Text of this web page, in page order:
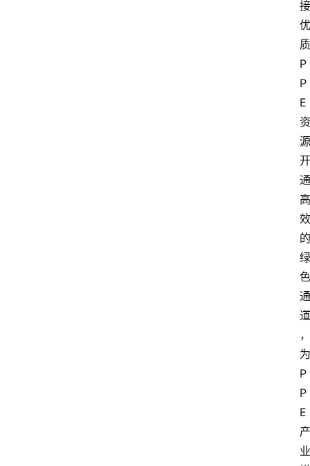
接
优
质
P
P
E
资
源
开
通
高
效
的
绿
色
通
道
，
为
P
P
E
产
业